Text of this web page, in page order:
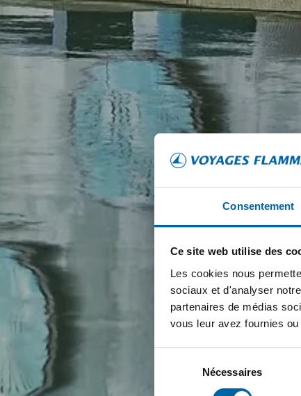
Consentement
Ce site web utilise des
Les cookies nous
sociaux et d'analyser
partenaires de médias
vous leur avez fournies
consentement
Nécessaires